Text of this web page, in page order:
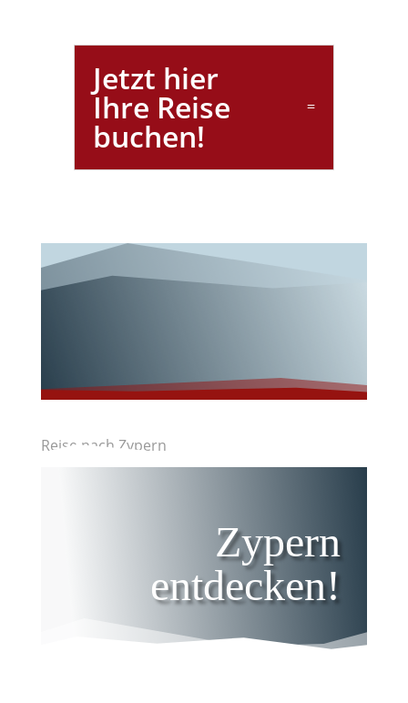
Jetzt hier
Ihre Reise
buchen!
Reise nach Zypern
Zypern
entdecken!